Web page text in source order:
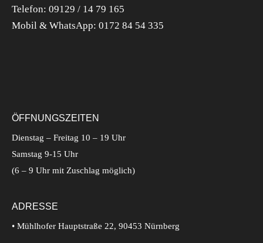
Telefon: 09129 / 14 79 165
Mobil & WhatsApp: 0172 84 54 335
ÖFFNUNGSZEITEN
Dienstag – Freitag 10 – 19 Uhr
Samstag 9-15 Uhr
(6 – 9 Uhr mit Zuschlag möglich)
ADRESSE
• Mühlhofer Hauptstraße 22, 90453 Nürnberg